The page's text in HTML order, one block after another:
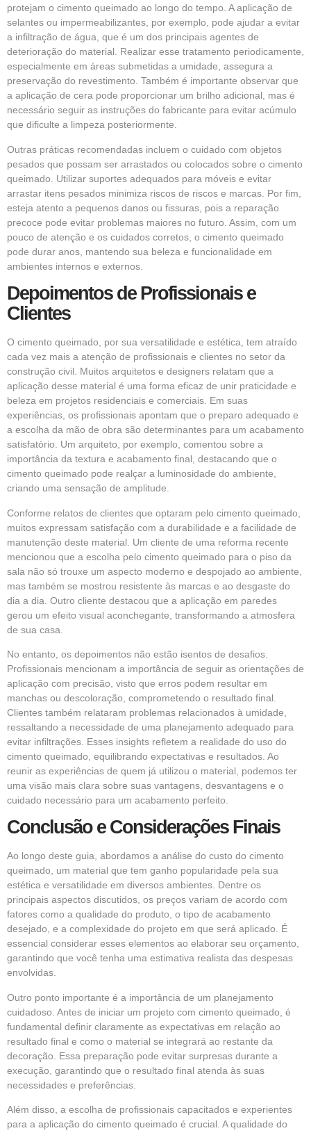
protejam o cimento queimado ao longo do tempo. A aplicação de
selantes ou impermeabilizantes, por exemplo, pode ajudar a evitar
a infiltração de água, que é um dos principais agentes de
deterioração do material. Realizar esse tratamento periodicamente,
especialmente em áreas submetidas a umidade, assegura a
preservação do revestimento. Também é importante observar que
a aplicação de cera pode proporcionar um brilho adicional, mas é
necessário seguir as instruções do fabricante para evitar acúmulo
que dificulte a limpeza posteriormente.
Outras práticas recomendadas incluem o cuidado com objetos
pesados que possam ser arrastados ou colocados sobre o cimento
queimado. Utilizar suportes adequados para móveis e evitar
arrastar itens pesados minimiza riscos de riscos e marcas. Por fim,
esteja atento a pequenos danos ou fissuras, pois a reparação
precoce pode evitar problemas maiores no futuro. Assim, com um
pouco de atenção e os cuidados corretos, o cimento queimado
pode durar anos, mantendo sua beleza e funcionalidade em
ambientes internos e externos.
Depoimentos de Profissionais e
Clientes
O cimento queimado, por sua versatilidade e estética, tem atraído
cada vez mais a atenção de profissionais e clientes no setor da
construção civil. Muitos arquitetos e designers relatam que a
aplicação desse material é uma forma eficaz de unir praticidade e
beleza em projetos residenciais e comerciais. Em suas
experiências, os profissionais apontam que o preparo adequado e
a escolha da mão de obra são determinantes para um acabamento
satisfatório. Um arquiteto, por exemplo, comentou sobre a
importância da textura e acabamento final, destacando que o
cimento queimado pode realçar a luminosidade do ambiente,
criando uma sensação de amplitude.
Conforme relatos de clientes que optaram pelo cimento queimado,
muitos expressam satisfação com a durabilidade e a facilidade de
manutenção deste material. Um cliente de uma reforma recente
mencionou que a escolha pelo cimento queimado para o piso da
sala não só trouxe um aspecto moderno e despojado ao ambiente,
mas também se mostrou resistente às marcas e ao desgaste do
dia a dia. Outro cliente destacou que a aplicação em paredes
gerou um efeito visual aconchegante, transformando a atmosfera
de sua casa.
No entanto, os depoimentos não estão isentos de desafios.
Profissionais mencionam a importância de seguir as orientações de
aplicação com precisão, visto que erros podem resultar em
manchas ou descoloração, comprometendo o resultado final.
Clientes também relataram problemas relacionados à umidade,
ressaltando a necessidade de uma planejamento adequado para
evitar infiltrações. Esses insights refletem a realidade do uso do
cimento queimado, equilibrando expectativas e resultados. Ao
reunir as experiências de quem já utilizou o material, podemos ter
uma visão mais clara sobre suas vantagens, desvantagens e o
cuidado necessário para um acabamento perfeito.
Conclusão e Considerações Finais
Ao longo deste guia, abordamos a análise do custo do cimento
queimado, um material que tem ganho popularidade pela sua
estética e versatilidade em diversos ambientes. Dentre os
principais aspectos discutidos, os preços variam de acordo com
fatores como a qualidade do produto, o tipo de acabamento
desejado, e a complexidade do projeto em que será aplicado. É
essencial considerar esses elementos ao elaborar seu orçamento,
garantindo que você tenha uma estimativa realista das despesas
envolvidas.
Outro ponto importante é a importância de um planejamento
cuidadoso. Antes de iniciar um projeto com cimento queimado, é
fundamental definir claramente as expectativas em relação ao
resultado final e como o material se integrará ao restante da
decoração. Essa preparação pode evitar surpresas durante a
execução, garantindo que o resultado final atenda às suas
necessidades e preferências.
Além disso, a escolha de profissionais capacitados e experientes
para a aplicação do cimento queimado é crucial. A qualidade do